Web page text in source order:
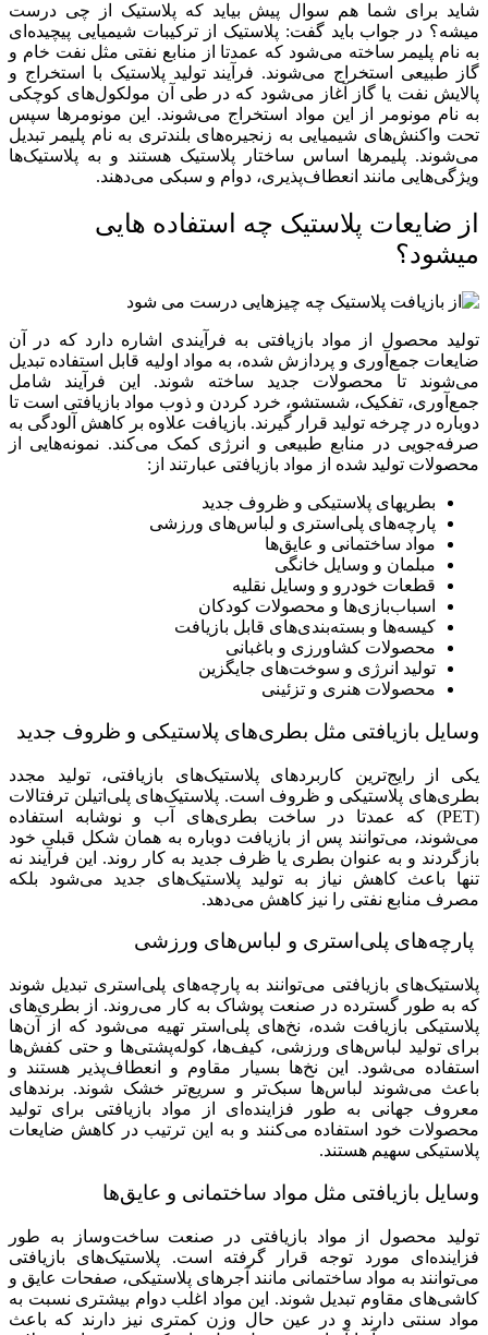
شاید برای شما هم سوال پیش بیاید که پلاستیک از چی درست
میشه؟ در جواب باید گفت: پلاستیک از ترکیبات شیمیایی پیچیده‌ای
به نام پلیمر ساخته می‌شود که عمدتا از منابع نفتی مثل نفت خام و
گاز طبیعی استخراج می‌شوند. فرآیند تولید پلاستیک با استخراج و
پالایش نفت یا گاز آغاز می‌شود که در طی آن مولکول‌های کوچکی
به نام مونو‌مر از این مواد استخراج می‌شوند. این مونو‌مرها سپس
تحت واکنش‌های شیمیایی به زنجیره‌های بلندتری به نام پلیمر تبدیل
می‌شوند. پلیمرها اساس ساختار پلاستیک هستند و به پلاستیک‌ها
ویژگی‌هایی مانند انعطاف‌پذیری، دوام و سبکی می‌دهند.
از ضایعات پلاستیک چه استفاده هایی
میشود؟
تولید محصول از مواد بازیافتی به فرآیندی اشاره دارد که در آن
ضایعات جمع‌آوری و پردازش شده، به مواد اولیه قابل استفاده تبدیل
می‌شوند تا محصولات جدید ساخته شوند. این فرآیند شامل
جمع‌آوری، تفکیک، شستشو، خرد کردن و ذوب مواد بازیافتی است تا
دوباره در چرخه تولید قرار گیرند. بازیافت علاوه بر کاهش آلودگی به
صرفه‌جویی در منابع طبیعی و انرژی کمک می‌کند. نمونه‌هایی از
محصولات تولید شده از مواد بازیافتی عبارتند از:
بطریهای پلاستیکی و ظروف جدید
پارچه‌های پلی‌استری و لباس‌های ورزشی
مواد ساختمانی و عایق‌ها
مبلمان و وسایل خانگی
قطعات خودرو و وسایل نقلیه
اسباب‌بازی‌ها و محصولات کودکان
کیسه‌ها و بسته‌بندی‌های قابل بازیافت
محصولات کشاورزی و باغبانی
تولید انرژی و سوخت‌های جایگزین
محصولات هنری و تزئینی
وسایل بازیافتی مثل بطری‌های پلاستیکی و ظروف جدید
یکی از رایج‌ترین کاربردهای پلاستیک‌های بازیافتی، تولید مجدد
بطری‌های پلاستیکی و ظروف است. پلاستیک‌های پلی‌اتیلن ترفتالات
(PET) که عمدتا در ساخت بطری‌های آب و نوشابه استفاده
می‌شوند، می‌توانند پس از بازیافت دوباره به همان شکل قبلی خود
بازگردند و به عنوان بطری یا ظرف جدید به کار روند. این فرآیند نه
تنها باعث کاهش نیاز به تولید پلاستیک‌های جدید می‌شود بلکه
مصرف منابع نفتی را نیز کاهش می‌دهد.
پارچه‌های پلی‌استری و لباس‌های ورزشی
پلاستیک‌های بازیافتی می‌توانند به پارچه‌های پلی‌استری تبدیل شوند
که به طور گسترده در صنعت پوشاک به کار می‌روند. از بطری‌های
پلاستیکی بازیافت شده، نخ‌های پلی‌استر تهیه می‌شود که از آن‌ها
برای تولید لباس‌های ورزشی، کیف‌ها، کوله‌پشتی‌ها و حتی کفش‌ها
استفاده می‌شود. این نخ‌ها بسیار مقاوم و انعطاف‌پذیر هستند و
باعث می‌شوند لباس‌ها سبک‌تر و سریع‌تر خشک شوند. برندهای
معروف جهانی به طور فزاینده‌ای از مواد بازیافتی برای تولید
محصولات خود استفاده می‌کنند و به این ترتیب در کاهش ضایعات
پلاستیکی سهیم هستند.
وسایل بازیافتی مثل مواد ساختمانی و عایق‌ها
تولید محصول از مواد بازیافتی در صنعت ساخت‌وساز به طور
فزاینده‌ای مورد توجه قرار گرفته است. پلاستیک‌های بازیافتی
می‌توانند به مواد ساختمانی مانند آجرهای پلاستیکی، صفحات عایق و
کاشی‌های مقاوم تبدیل شوند. این مواد اغلب دوام بیشتری نسبت به
مواد سنتی دارند و در عین حال وزن کمتری نیز دارند که باعث